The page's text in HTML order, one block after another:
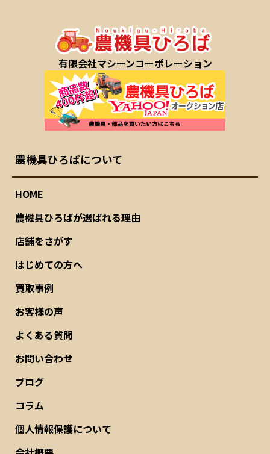
有限会社マシーンコーポレーション
農機具ひろばについて
HOME
農機具ひろばが選ばれる理由
店舗をさがす
はじめての方へ
買取事例
お客様の声
よくある質問
お問い合わせ
ブログ
コラム
個人情報保護について